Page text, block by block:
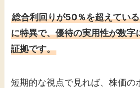
総合利回りが50％を超えてい
に特異で、優待の実用性が数字
証拠です。
短期的な視点で見れば、株価の